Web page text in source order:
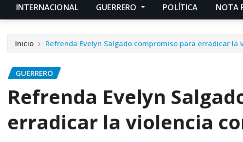
INTERNACIONAL GUERRERO POLÍTICA NOTA
Inicio Refrenda Evelyn Salgado compromiso para erradicar
GUERRERO
Refrenda Evelyn
erradicar la violencia